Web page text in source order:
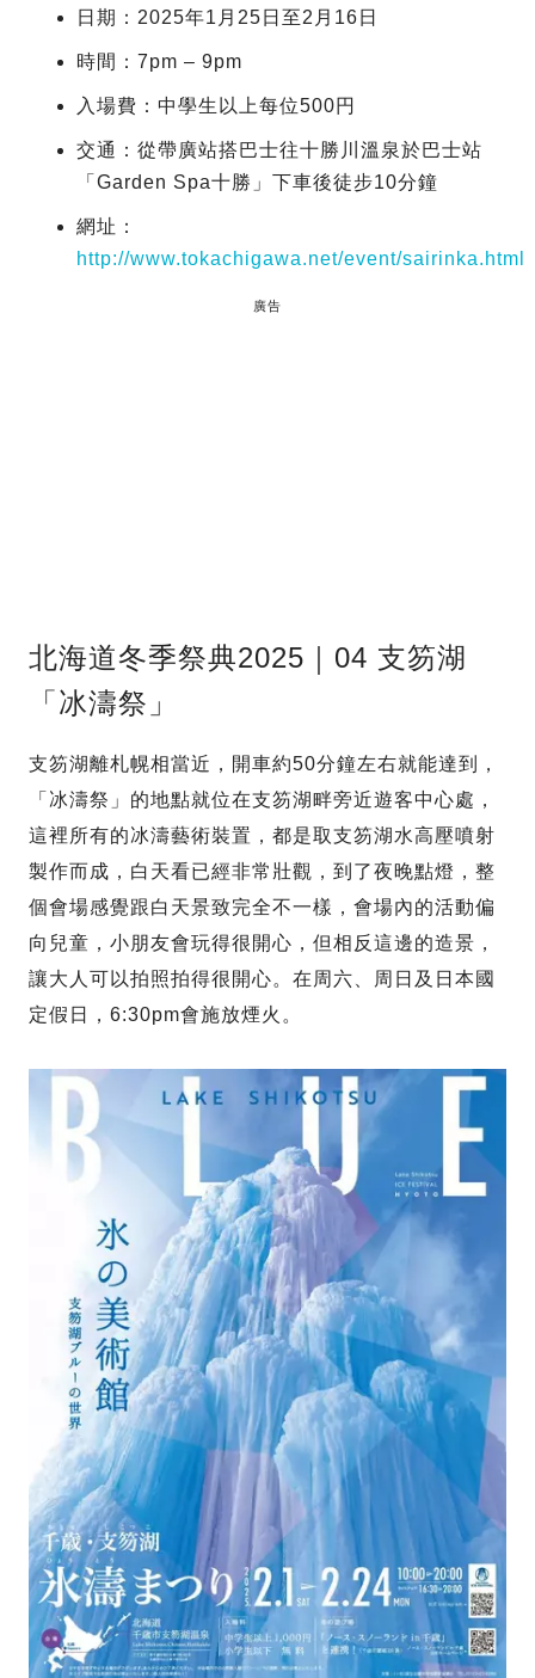
日期：2025年1月25日至2月16日
時間：7pm – 9pm
入場費：中學生以上每位500円
交通：從帶廣站搭巴士往十勝川溫泉於巴士站
「Garden Spa十勝」下車後徒步10分鐘
網址：
http://www.tokachigawa.net/event/sairinka.html
廣告
北海道冬季祭典2025｜04 支笏湖
「冰濤祭」
支笏湖離札幌相當近，開車約50分鐘左右就能達到，
「冰濤祭」的地點就位在支笏湖畔旁近遊客中心處，
這裡所有的冰濤藝術裝置，都是取支笏湖水高壓噴射
製作而成，白天看已經非常壯觀，到了夜晚點燈，整
個會場感覺跟白天景致完全不一樣，會場內的活動偏
向兒童，小朋友會玩得很開心，但相反這邊的造景，
讓大人可以拍照拍得很開心。在周六、周日及日本國
定假日，6:30pm會施放煙火。